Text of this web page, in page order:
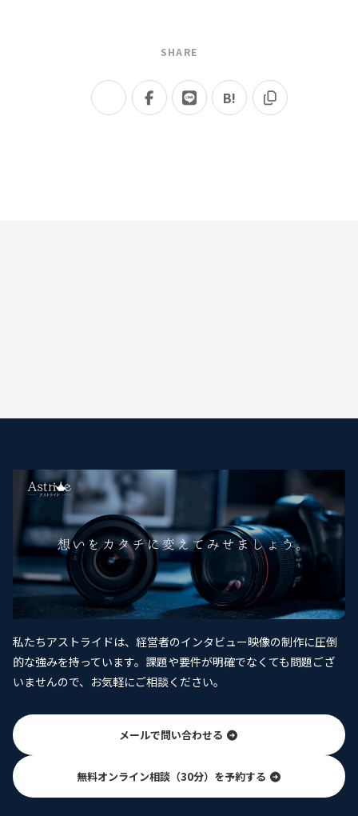
SHARE
B!
私たちアストライドは、経営者のインタビュー映像の制作に圧倒
的な強みを持っています。課題や要件が明確でなくても問題ござ
いませんので、お気軽にご相談ください。
メールで問い合わせる
無料オンライン相談（30分）を予約する